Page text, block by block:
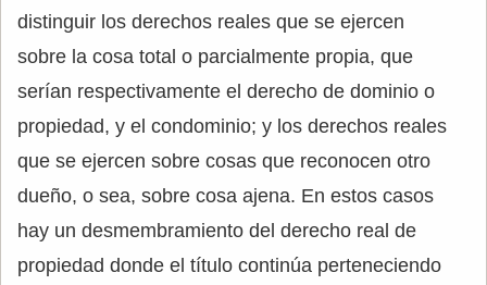
distinguir los derechos reales que se ejercen
sobre la cosa total o parcialmente propia, que
serían respectivamente el derecho de dominio o
propiedad, y el condominio; y los derechos reales
que se ejercen sobre cosas que reconocen otro
dueño, o sea, sobre cosa ajena. En estos casos
hay un desmembramiento del derecho real de
propiedad donde el título continúa perteneciendo